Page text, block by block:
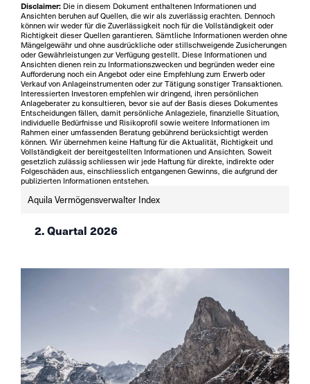
Disclaimer: Die in diesem Dokument enthaltenen Informationen und
Ansichten beruhen auf Quellen, die wir als zuverlässig erachten. Dennoch
können wir weder für die Zuverlässigkeit noch für die Vollständigkeit oder
Richtigkeit dieser Quellen garantieren. Sämtliche Informationen werden ohne
Mängelgewähr und ohne ausdrückliche oder stillschweigende Zusicherungen
oder Gewährleistungen zur Verfügung gestellt. Diese Informationen und
Ansichten dienen rein zu Informationszwecken und begründen weder eine
Aufforderung noch ein Angebot oder eine Empfehlung zum Erwerb oder
Verkauf von Anlageinstrumenten oder zur Tätigung sonstiger Transaktionen.
Interessierten Investoren empfehlen wir dringend, ihren persönlichen
Anlageberater zu konsultieren, bevor sie auf der Basis dieses Dokumentes
Entscheidungen fällen, damit persönliche Anlageziele, finanzielle Situation,
individuelle Bedürfnisse und Risikoprofil sowie weitere Informationen im
Rahmen einer umfassenden Beratung gebührend berücksichtigt werden
können. Wir übernehmen keine Haftung für die Aktualität, Richtigkeit und
Vollständigkeit der bereitgestellten Informationen und Ansichten. Soweit
gesetzlich zulässig schliessen wir jede Haftung für direkte, indirekte oder
Folgeschäden aus, einschliesslich entgangenen Gewinns, die aufgrund der
publizierten Informationen entstehen.
Aquila Vermögensverwalter Index
2. Quartal 2026